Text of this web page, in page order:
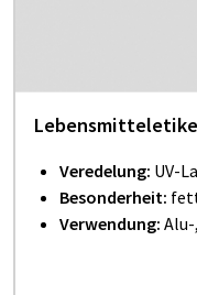
Veredelung: UV-
Besonderheit:
Verwendung: